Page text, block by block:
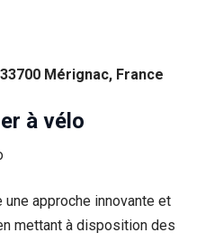
Mérignac, France
à vélo
une approche innovante et
mettant à disposition des